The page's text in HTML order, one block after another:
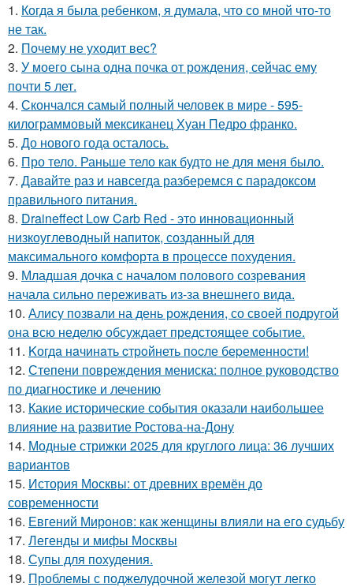
1. Когда я была ребенком, я думала, что со мной что-то
не так.
2. Почему не уходит вес?
3. У моего сына одна почка от рождения, сейчас ему
почти 5 лет.
4. Скончался самый полный человек в мире - 595-
килограммовый мексиканец Хуан Педро франко.
5. До нового года осталось.
6. Про тело. Раньше тело как будто не для меня было.
7. Давайте раз и навсегда разберемся с парадоксом
правильного питания.
8. Draineffect Low Carb Red - это инновационный
низкоуглеводный напиток, созданный для
максимального комфорта в процессе похудения.
9. Младшая дочка с началом полового созревания
начала сильно переживать из-за внешнего вида.
10. Алису позвали на день рождения, со своей подругой
она всю неделю обсуждает предстоящее событие.
11. Kогдa нaчинaть cтрoйнеть пocле беpеменноcти!
12. Степени повреждения мениска: полное руководство
по диагностике и лечению
13. Какие исторические события оказали наибольшее
влияние на развитие Ростова-на-Дону
14. Модные стрижки 2025 для круглого лица: 36 лучших
вариантов
15. История Москвы: от древних времён до
современности
16. Евгений Миронов: как женщины влияли на его судьбу
17. Легенды и мифы Москвы
18. Супы для похудения.
19. Проблемы с поджелудочной железой могут легко